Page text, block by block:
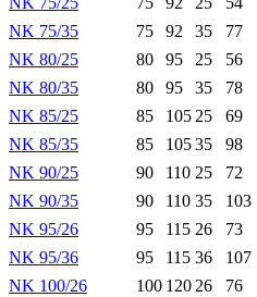
NK 75/35
75 92 35 77
NK 80/25
80 95 25 56
NK 80/35
80 95 35 78
NK 85/25
85 105 25 69
NK 85/35
85 10535 98
NK 90/25
90 110 25 72
NK 90/35
90 110 35 103
NK 95/26
95 115 26 73
NK 95/36
95 115 36 107
NK 100/26
100 120 26 76